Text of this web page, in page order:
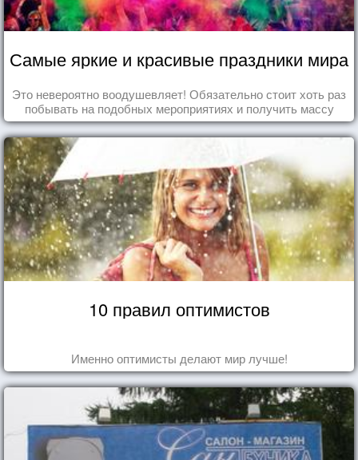
Самые яркие и красивые праздники мира
Это невероятно воодушевляет! Обязательно стоит хоть раз
побывать на подобных мероприятиях и получить массу
впечатлений!
10 правил оптимистов
Именно оптимисты делают мир лучше!